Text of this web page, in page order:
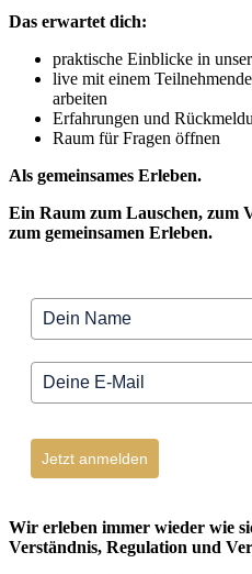
Das erwartet dich:
praktische Einblicke in
live mit einem
arbeiten
Erfahrungen und
Raum für Fragen öffnen
Als gemeinsames Erleben.
Ein Raum zum Lauschen, zum
zum gemeinsamen Erleben.
Jetzt anmelden
Wir erleben immer wieder wie
Verständnis, Regulation und